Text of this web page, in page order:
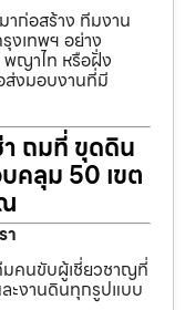
มาก่อสร้าง ทีมงาน
งเทพฯ อย่าง
พญาไท หรือฝั่ง
ส่งมอบงานที่มี
า ถมที่ ขุดดิน
คลุม 50 เขต
า
คนขับผู้เชี่ยวชาญที่
ะงานดินทุกรูปแบบ